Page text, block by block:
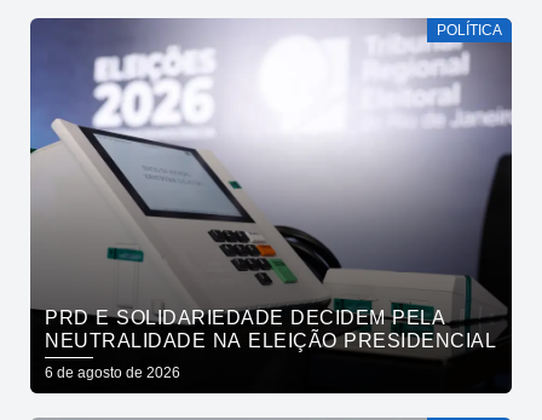
POLÍTICA
PRD E SOLIDARIEDADE DECIDEM PELA
NEUTRALIDADE NA ELEIÇÃO PRESIDENCIAL
6 de agosto de 2026